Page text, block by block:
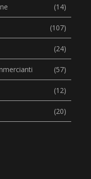
(14)
(107)
(24)
(57)
(12)
(20)